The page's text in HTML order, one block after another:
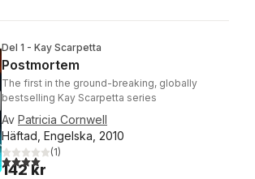
Del 1 - Kay Scarpetta
Postmortem
The first in the ground-breaking, globally
bestselling Kay Scarpetta series
Av Patricia Cornwell
Häftad, Engelska, 2010
4,0utav 5 stjärnor. Totalt antal röster:
(1)
142 kr